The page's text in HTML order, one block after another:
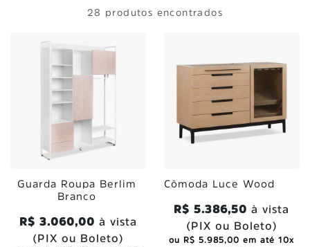
28 produtos encontrados
Guarda Roupa Berlim
Branco
R$ 3.060,00 à vista
(PIX ou Boleto)
Cômoda Luce Wood
R$ 5.386,50 à vista
(PIX ou Boleto)
ou R$ 5.985,00 em até 10x